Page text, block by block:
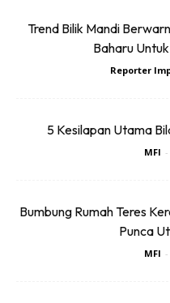
Trend Bilik Mandi
Baharu
Reporter
5 Kesilapan Utama
MFI -
Bumbung Rumah Teres
Punca
MFI -